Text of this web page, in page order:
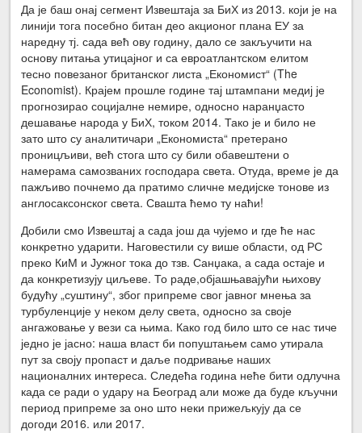
Да је баш онај сегмент Извештаја за БиХ из 2013. који је на
линији тога посебно битан део акционог плана ЕУ за
наредну тј. сада већ ову годину, дало се закључити на
основу питања утицајног и са евроатлантском елитом
тесно повезаног британског листа „Економист“ (The
Economist). Крајем прошле године тај штампани медиј је
прогнозирао социјалне немире, односно наранџасто
дешавање народа у БиХ, током 2014. Тако је и било не
зато што су аналитичари „Економиста“ претерано
проницљиви, већ стога што су били обавештени о
намерама самозваних господара света. Отуда, време је да
пажљиво почнемо да пратимо сличне медијске тонове из
англосаксонског света. Свашта ћемо ту наћи!
Добили смо Извештај а сада још да чујемо и где ће нас
конкретно ударити. Наговестили су више области, од РС
преко КиМ и Јужног тока до тзв. Санџака, а сада остаје и
да конкретизују циљеве. То раде,објашњавајући њихову
будућу „суштину“, због припреме свог јавног мнења за
турбуленције у неком делу света, односно за своје
ангажовање у вези са њима. Како год било што се нас тиче
једно је јасно: наша власт би попуштањем само утирала
пут за своју пропаст и даље подривање наших
националних интереса. Следећа година неће бити одлучна
када се ради о удару на Београд али може да буде кључни
период припреме за оно што неки прижељкују да се
догоди 2016. или 2017.